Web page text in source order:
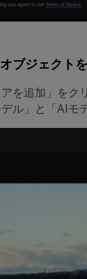
ブジェクト
を追加」をク
ル」と「AIモ